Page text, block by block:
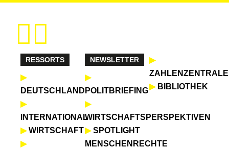
Zum
springen
RESSORTS
▶
DEUTSCHLAND
▶
INTERNATIONAL
▶ WIRTSCHAFT
▶
NEWSLETTER
▶
POLITBRIEFING
▶
WIRTSCHAFTSPERSPEKTIVEN
▶ SPOTLIGHT
MENSCHENRECHTE
▶
ZAHLENZENTRALE
▶ BIBLIOTHEK